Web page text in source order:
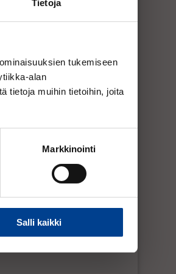
Tietoja
tukemiseen
alan
tietoja muihin tietoihin, joita
Markkinointi
Salli kaikki
2-4 työpäivän kuluessa.
siitä viipymättä.
2